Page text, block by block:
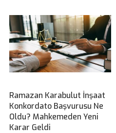
Ramazan Karabulut İnşaat
Konkordato Başvurusu Ne
Oldu? Mahkemeden Yeni
Karar Geldi